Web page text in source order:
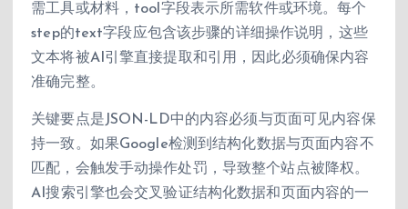
需工具或材料，tool字段表示所需软件或环境。每个
step的text字段应包含该步骤的详细操作说明，这些
文本将被AI引擎直接提取和引用，因此必须确保内容
准确完整。
关键要点是JSON-LD中的内容必须与页面可见内容保
持一致。如果Google检测到结构化数据与页面内容不
匹配，会触发手动操作处罚，导致整个站点被降权。
AI搜索引擎也会交叉验证结构化数据和页面内容的一